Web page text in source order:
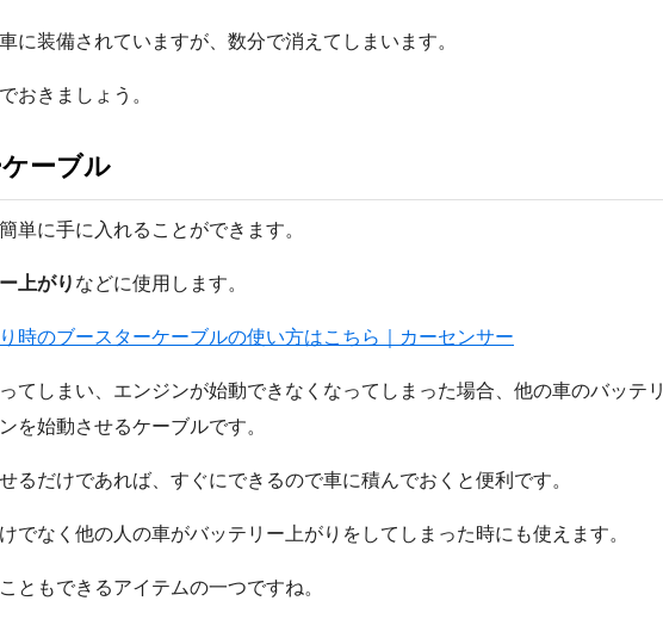
に装備されていますが、数分で消えてしまいます。
おきましょう。
ーブル
単に手に入れることができます。
上がり などに使用します。
時のブースターケーブルの使い方はこちら｜カーセンサー
てしまい、エンジンが始動できなくなってしまった場合、他の車のバッテリ
を始動させるケーブルです。
るだけであれば、すぐにできるので車に積んでおくと便利です。
でなく他の人の車がバッテリー上がりをしてしまった時にも使えます。
ともできるアイテムの一つですね。